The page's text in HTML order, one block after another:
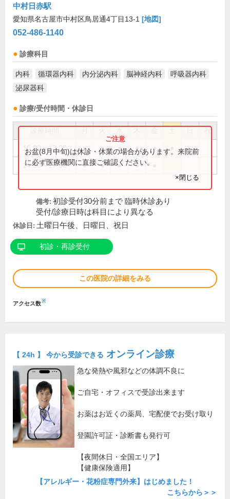
中村日赤駅
愛知県名古屋市中村区鳥居通4丁目13-1 [地図]
052-486-1140
診療科目
内科 循環器内科 内分泌内科 脳神経内科
呼吸器内科
泌尿器科
診療/受付時間・休診日
祝
10:00～13:00 ● ● ● ● ●
14:30～17:30 ● ● ● ●
お盆(8月中旬)は休診・休業の場合があります。来院前
に必ず医療機関に直接ご確認ください。
×閉じる
備考: 初診受付30分前まで 臨時休診あり
受付/診療日時は科目により異なる
休診日: 土曜日午後、日曜日、祝日
初診・再診受付
この医院の詳細をみる
アクセス数※
【 24h 】 今から受診できる オンライン診療
急な発熱や風邪などの体調不良に
ご自宅・オフィスで受診出来ます
お薬はお近くの薬局、宅配便でお受け取り
登園許可証・診断書も発行可
【夜間休日・全国エリア】
【健康保険適用】
【アレルギー・花粉症専門外来】はじめました！
こちらから＞＞